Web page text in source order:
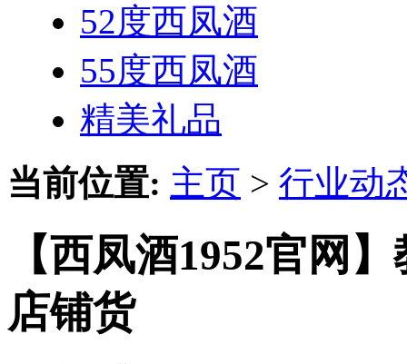
52度西凤酒
55度西凤酒
精美礼品
当前位置: 主页 > 行业动
【西凤酒1952官网
店铺货